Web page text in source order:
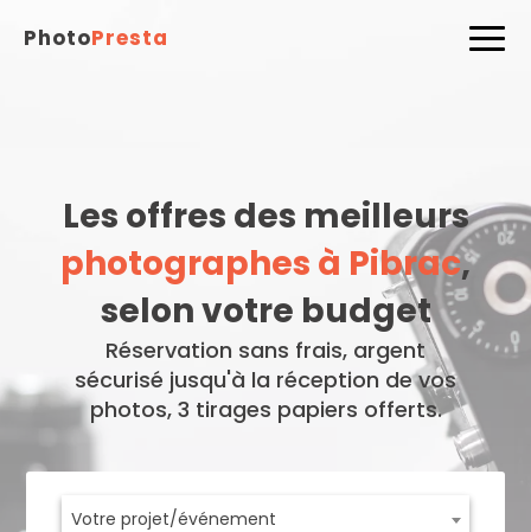
PhotoPresta
Les offres des meilleurs
photographes à Pibrac,
selon votre budget
Réservation sans frais, argent
sécurisé jusqu'à la réception de vos
photos, 3 tirages papiers offerts.
Votre projet/événement